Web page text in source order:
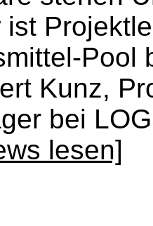
ist
Pool
Kunz,
bei
lesen]